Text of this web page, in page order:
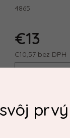
4865
€13
€10,57 bez DPH
Jednotková
prvý